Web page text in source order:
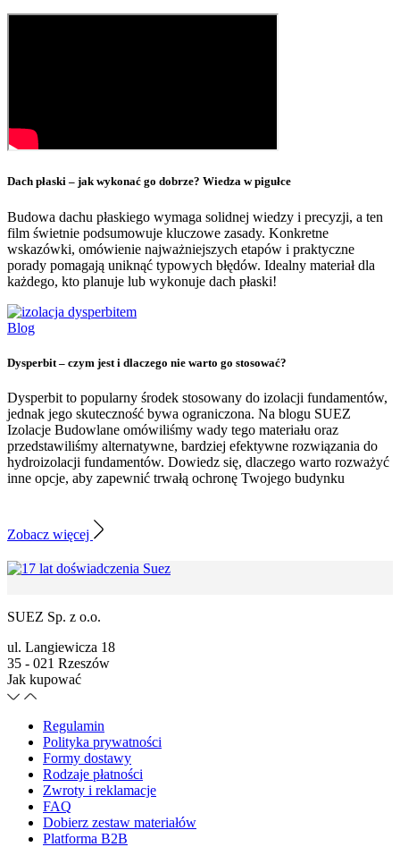
Dach płaski – jak wykonać go dobrze? Wiedza w pigułce
Budowa dachu płaskiego wymaga solidnej wiedzy i precyzji, a ten
film świetnie podsumowuje kluczowe zasady. Konkretne
wskazówki, omówienie najważniejszych etapów i praktyczne
porady pomagają uniknąć typowych błędów. Idealny materiał dla
każdego, kto planuje lub wykonuje dach płaski!
Blog
Dysperbit – czym jest i dlaczego nie warto go stosować?
Dysperbit to popularny środek stosowany do izolacji fundamentów,
jednak jego skuteczność bywa ograniczona. Na blogu SUEZ
Izolacje Budowlane omówiliśmy wady tego materiału oraz
przedstawiliśmy alternatywne, bardziej efektywne rozwiązania do
hydroizolacji fundamentów. Dowiedz się, dlaczego warto rozważyć
inne opcje, aby zapewnić trwałą ochronę Twojego budynku
Zobacz więcej
SUEZ Sp. z o.o.
ul. Langiewicza 18
35 - 021 Rzeszów
Jak kupować
Regulamin
Polityka prywatności
Formy dostawy
Rodzaje płatności
Zwroty i reklamacje
FAQ
Dobierz zestaw materiałów
Platforma B2B